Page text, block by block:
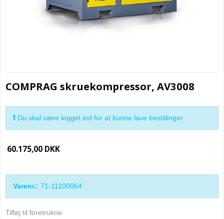
COMPRAG skruekompressor, AV3008
Du skal være logget ind for at kunne lave bestillinger
60.175,00 DKK
Varenr.: 71-11100064
Tilføj til foretrukne